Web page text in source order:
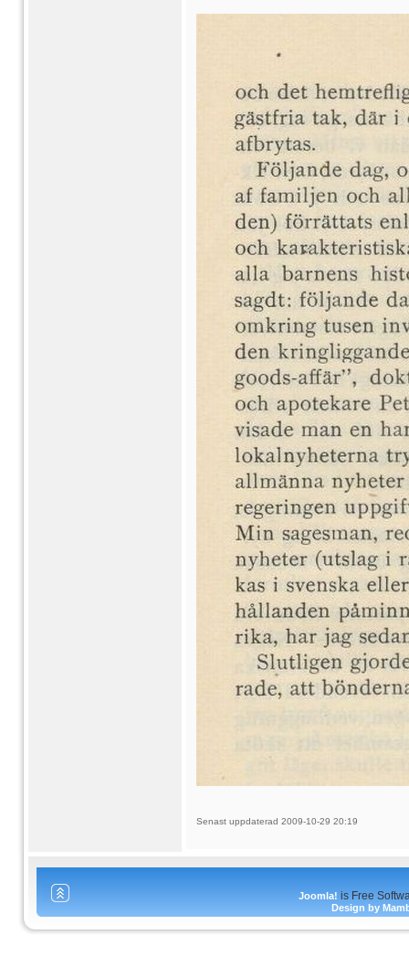
Senast uppdaterad 2009-10-29 20:19
Joomla! is Free
Design by